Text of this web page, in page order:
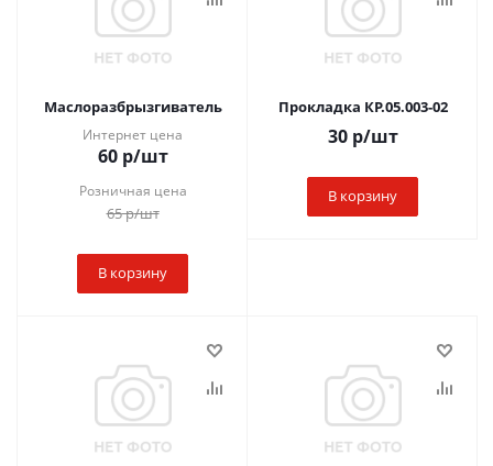
Маслоразбрызгиватель
Интернет цена
60р/шт
Розничная цена
65р/шт
В корзину
Прокладка КР.05.003-02
30р/шт
В корзину